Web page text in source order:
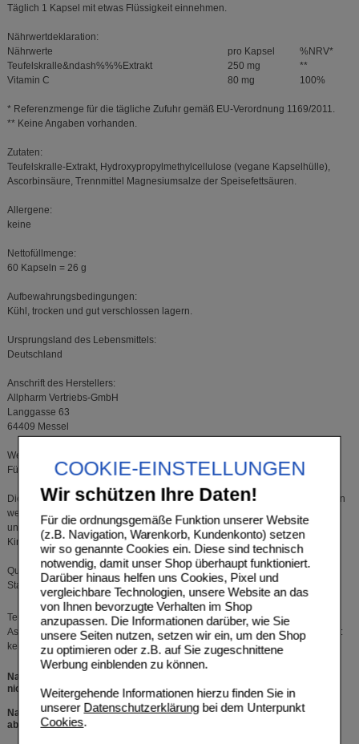
COOKIE-EINSTELLUNGEN
Wir schützen Ihre Daten!
Für die ordnungsgemäße Funktion unserer Website
(z.B. Navigation, Warenkorb, Kundenkonto) setzen
wir so genannte Cookies ein. Diese sind technisch
notwendig, damit unser Shop überhaupt funktioniert.
Darüber hinaus helfen uns Cookies, Pixel und
vergleichbare Technologien, unsere Website an das
von Ihnen bevorzugte Verhalten im Shop
anzupassen. Die Informationen darüber, wie Sie
unsere Seiten nutzen, setzen wir ein, um den Shop
zu optimieren oder z.B. auf Sie zugeschnittene
Werbung einblenden zu können.
Weitergehende Informationen hierzu finden Sie in
unserer Datenschutzerklärungbei dem Unterpunkt
Cookies.
Täglich 1 Kapsel mit etwas Flüssigkeit einnehmen.
Nährwertdeklaration:
Nährwerte
pro Kapsel
%NRV*
Teufelskralle&ndash%%%Extrakt
250 mg
**
Vitamin C
80 mg 100%
* Referenzmenge für die tägliche Zufuhr gemäß EU-Verordnung 1169/2011.
** Keine Angaben vorhanden.
Zutaten:
Teufelskralle-Extrakt, Hydroxypropylmethylcellulose (vegane Kapselhülle),
Ascorbinsäure, Trennmittel Magnesiumsalze der Speisefettsäuren.
Allergene:
keine
Nettofüllmenge:
60 Kapseln = 26 g
Aufbewahrungsbedingungen:
Kühl, trocken und gut verschlossen lagern.
Ursprungsland des Lebensmittels:
Deutschland
Anschrift des Herstellers:
Allpharm Vertriebs-GmbH
Langgasse 63
64409 Messel
Weitere Hinweise:
Für Vegetarier und Veganer geeignet, gluten- und laktosefrei.
Die angegebene empfohlene tägliche Verzehrsmenge darf nicht überschritten
werden. Nahrungsergänzungsmittel sind kein Ersatz für eine ausgewogene
und abwechslungsreiche Ernährung und gesunde Lebensweise. Für kleine
Kinder unzugänglich aufbewahren.
Quelle: www.allpharm.de
Stand: 12/2020
Teufelskralle-Extrakt, Hydroxypropylmethylcellulose (vegane Kapselhülle),
Ascorbinsäure, Trennmittel Magnesiumsalze der Speisefettsäuren. Allergene:
keine
Nahrungsergänzungsmittel. Die empfohlene Verzehrmenge pro Tag darf
nicht überschritten werden.
Nahrungsergänzungsmittel sind kein Ersatz für eine ausgewogene,
abwechslungsreiche Ernährung und eine gesunde Lebensweise.